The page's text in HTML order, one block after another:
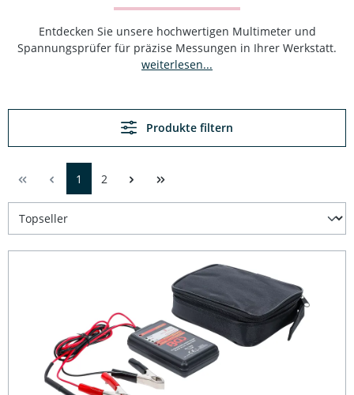
Entdecken Sie unsere hochwertigen Multimeter und
Spannungsprüfer für präzise Messungen in Ihrer Werkstatt.
weiterlesen...
Produkte filtern
1 2